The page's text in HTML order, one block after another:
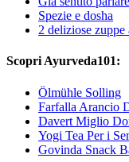
Spezie e dosha
2 deliziose
Scopri Ayurveda101:
Ölmühle Solling
Farfalla Arancio
Davert Miglio
Yogi Tea Per i
Govinda Snack